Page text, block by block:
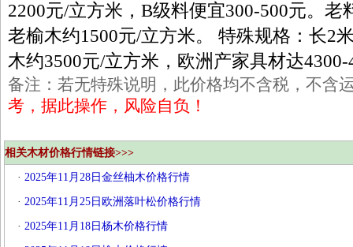
2200元/立方米，B级料便宜300-500元‌。老
老榆木约1500元/立方米。 ‌特殊规格‌：长2
木约3500元/立方米，欧洲产家具材达
备注：若无特殊说明，此价格均不含税，不含
考，据此操作，风险自负！
相关木材价格行情链接>>>
· 2025年11月28日金丝柚木价格行情
· 2025年11月25日欧洲落叶松价格行情
· 2025年11月18日杨木价格行情